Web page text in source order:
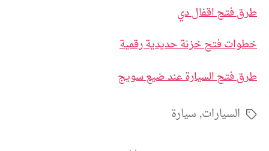
طرق فتح اقفال دي
خطوات فتح خزنة حديدية رقمية
طرق فتح السيارة عند ضيع سويج
الوسومالسيارات,سيارة